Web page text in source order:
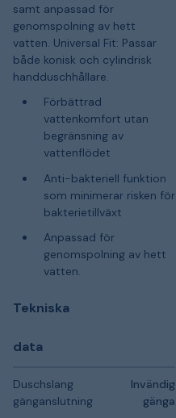
samt anpassad för
genomspolning av hett
vatten. Universal Fit: Passar
både konisk och cylindrisk
handduschhållare.
Förbättrad
vattenkomfort utan
begränsning av
vattenflödet
Anti-bakteriell funktion
som minimerar risken för
bakterietillväxt
Anpassad för
genomspolning av hett
vatten.
Tekniska
data
Duschslang
gänganslutning
Invändig
gänga